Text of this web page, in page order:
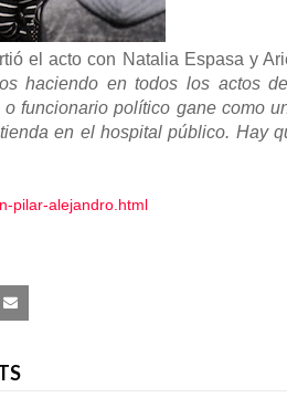
el acto con Natalia Espasa y
haciendo en todos los actos
funcionario político gane como
en el hospital público. Hay
pilar-alejandro.html